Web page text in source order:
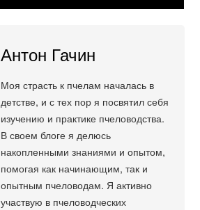
Антон Гачин
Моя страсть к пчелам началась в
детстве, и с тех пор я посвятил себя
изучению и практике пчеловодства.
В своем блоге я делюсь
накопленными знаниями и опытом,
помогая как начинающим, так и
опытным пчеловодам. Я активно
участвую в пчеловодческих